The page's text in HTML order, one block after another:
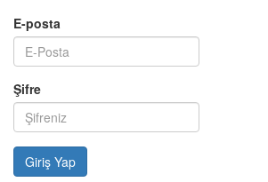
E-posta
Şifre